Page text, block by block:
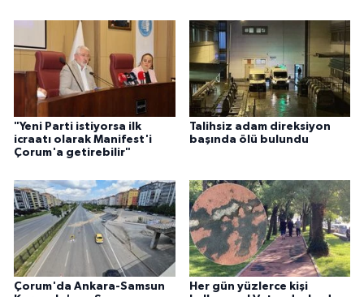
"Yeni Parti istiyorsa ilk
icraatı olarak Manifest'i
Çorum'a getirebilir"
Talihsiz adam direksiyon
başında ölü bulundu
Çorum'da Ankara-Samsun
Her gün yüzlerce kişi